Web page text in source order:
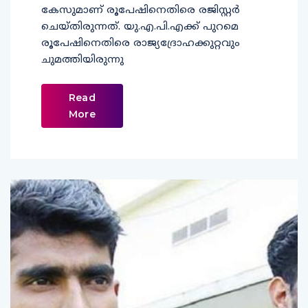
കേസുമാണ് രൂപേഷിനെതിരെ രജിസ്റ്റര്‍
ചെയ്തിരുന്നത്. യു.എ.പി.എക്ക് പുറമെ
രൂപേഷിനെതിരെ രാജ്യദ്രോഹക്കുറ്റവും
ചുമത്തിയിരുന്നു
Read
More